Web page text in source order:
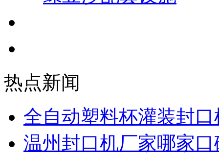
热点新闻
全自动塑料杯灌装封
温州封口机厂家哪家口